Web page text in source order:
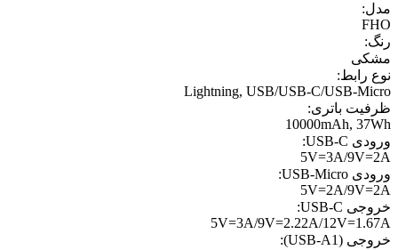
مدل:
FHO
رنگ:
مشکی
نوع رابط:
Lightning, USB/USB-C/USB-Micro
ظرفیت باتری:
10000mAh, 37Wh
ورودی USB-C:
5V=3A/9V=2A
ورودی USB-Micro:
5V=2A/9V=2A
خروجی USB-C:
5V=3A/9V=2.22A/12V=1.67A
خروجی (USB-A1):